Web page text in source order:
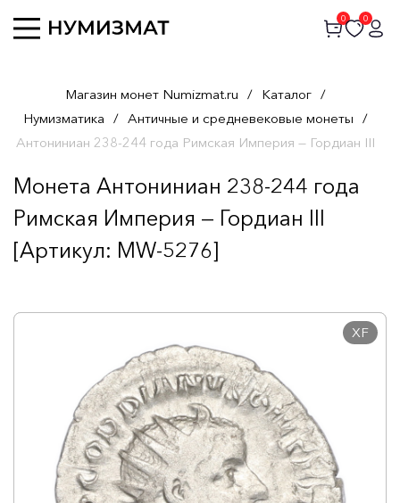
0 0
Магазин монет Numizmat.ru / Каталог /
Нумизматика / Античные и средневековые монеты /
Антониниан 238-244 года Римская Империя — Гордиан III
Монета Антониниан 238-244 года
Римская Империя — Гордиан III
[Артикул: MW-5276]
XF